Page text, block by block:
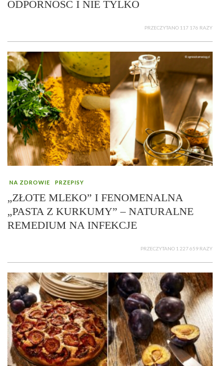
ODPORNOŚĆ I NIE TYLKO
PRZECZYTANO 117 176 RAZY
NA ZDROWIE PRZEPISY
„ZŁOTE MLEKO” I FENOMENALNA
„PASTA Z KURKUMY” – NATURALNE
REMEDIUM NA INFEKCJE
PRZECZYTANO 1 227 659 RAZY